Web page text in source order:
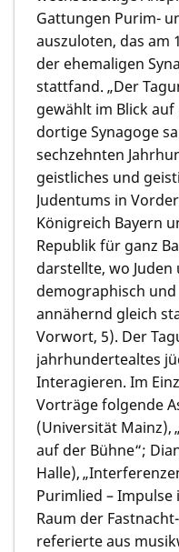
Gattungen Purim-
auszuloten, das am
der ehemaligen
stattfand. „Der
gewählt im Blick auf
dortige Synagoge
sechzehnten
geistliches und
Judentums in
Königreich Bayern
Republik für ganz
darstellte, wo Juden
demographisch
annähernd gleich
Vorwort, 5). Der
jahrhundertealtes
Interagieren. Im
Vorträge folgende
(Universität Mainz),
auf der Bühne“;
Halle),
Purimlied –
Raum der
referierte aus